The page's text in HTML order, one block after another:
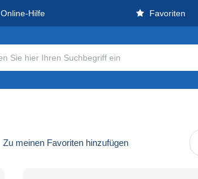
Online-Hilfe Favoriten
Zu meinen Favoriten hinzufügen